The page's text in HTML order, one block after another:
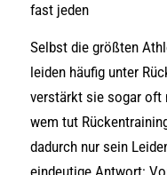
fast jeden
Selbst die größten
leiden häufig unter
verstärkt sie sogar oft
wem tut
dadurch nur sein
eindeutige Antwort: